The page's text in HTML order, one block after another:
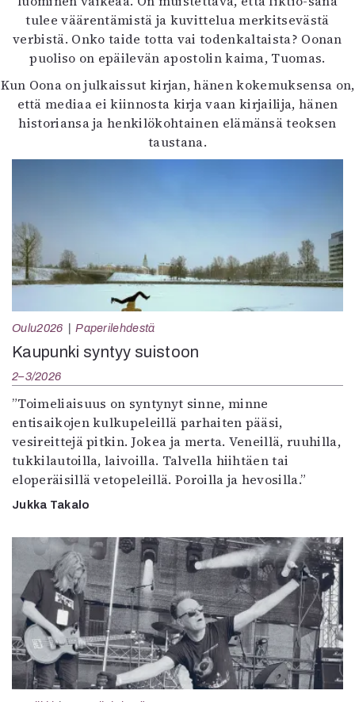
tulee väärentämistä ja kuvittelua merkitsevästä
verbistä. Onko taide totta vai todenkaltaista? Oonan
puoliso on epäilevän apostolin kaima, Tuomas.
Kun Oona on julkaissut kirjan, hänen kokemuksensa on,
että mediaa ei kiinnosta kirja vaan kirjailija, hänen
historiansa ja henkilökohtainen elämänsä teoksen
taustana.
Oulu2026 Paperilehdestä
Kaupunki syntyy suistoon
2–3/2026
”Toimeliaisuus on syntynyt sinne, minne
entisaikojen kulkupeleillä parhaiten pääsi,
vesireittejä pitkin. Jokea ja merta. Veneillä, ruuhilla,
tukkilautoilla, laivoilla. Talvella hiihtäen tai
eloperäisillä vetopeleillä. Poroilla ja hevosilla.”
Jukka Takalo